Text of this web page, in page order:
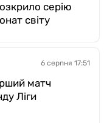
серію
світу
6 серпня 17:51
матч
Ліги